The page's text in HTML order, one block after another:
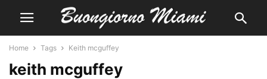
Home Tags Keith mcguffey
keith mcguffey